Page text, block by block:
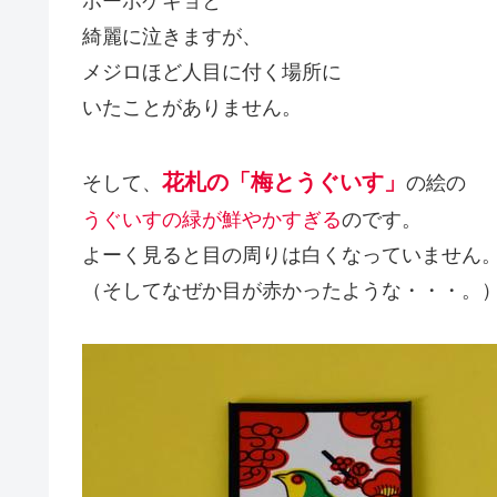
綺麗に泣きますが、
メジロほど人目に付く場所に
いたことがありません。
そして、 花札の「梅とうぐいす」 の絵の
うぐいすの緑が鮮やかすぎるのです。
よーく見ると目の周りは白くなっていません
（そしてなぜか目が赤かったような・・・。